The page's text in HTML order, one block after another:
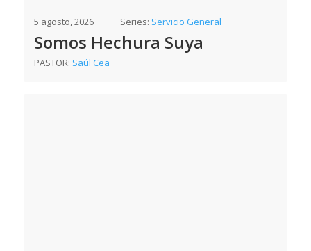
5 agosto, 2026 Series: Servicio General
Somos Hechura Suya
PASTOR: Saúl Cea